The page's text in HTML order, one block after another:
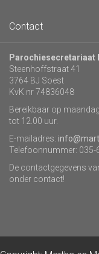
Contact
Parochiesecretariaat
Steenhoffstraat 41
3764 BJ Soest
KvK nr 74836048
Bereikbaar op
tot 12.00 uur.
E-mailadres:
Telefoonnummer: 035-
De contactgegevens
onder contact!